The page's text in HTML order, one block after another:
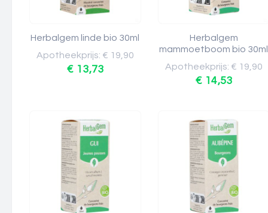
Herbalgem linde bio 30ml
Apotheekprijs: € 19,90
€ 13,73
Herbalgem
mammoetboom bio 30ml
Apotheekprijs: € 19,90
€ 14,53